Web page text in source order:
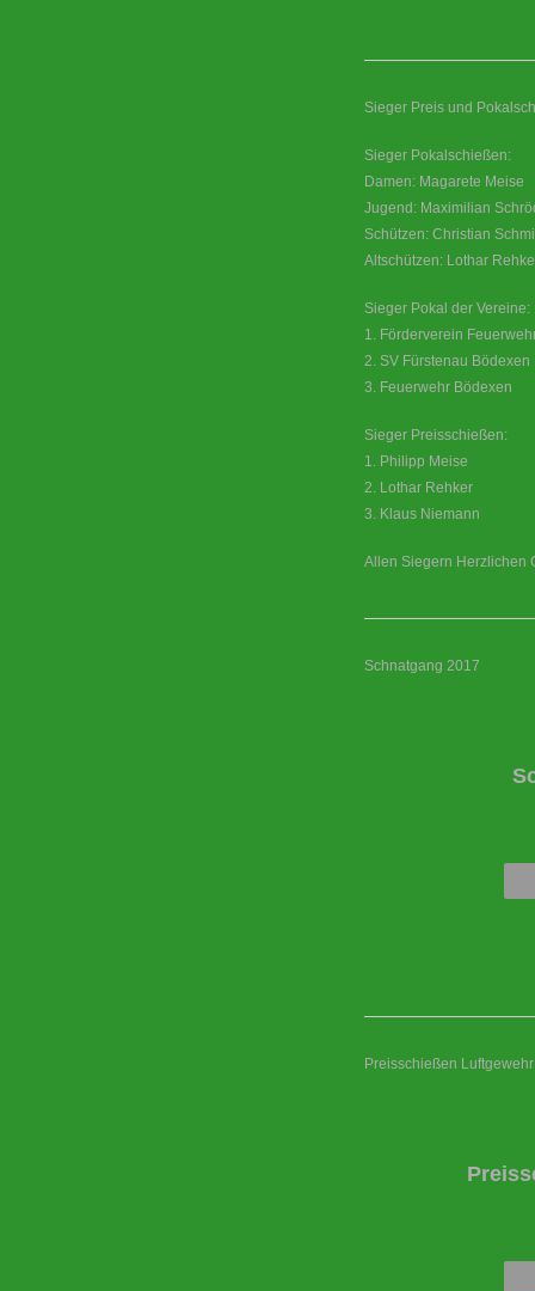
Sieger Preis und
Sieger Pokalschießen:
Damen: Magarete Meise
Jugend: Maximilian
Schützen: Christian
Altschützen: Lothar
Sieger Pokal der Vereine:
1. Förderverein
2. SV Fürstenau Bödexen
3. Feuerwehr Bödexen
Sieger Preisschießen:
1. Philipp Meise
2. Lothar Rehker
3. Klaus Niemann
Allen Siegern Herzlichen
Schnatgang 2017
Preisschießen